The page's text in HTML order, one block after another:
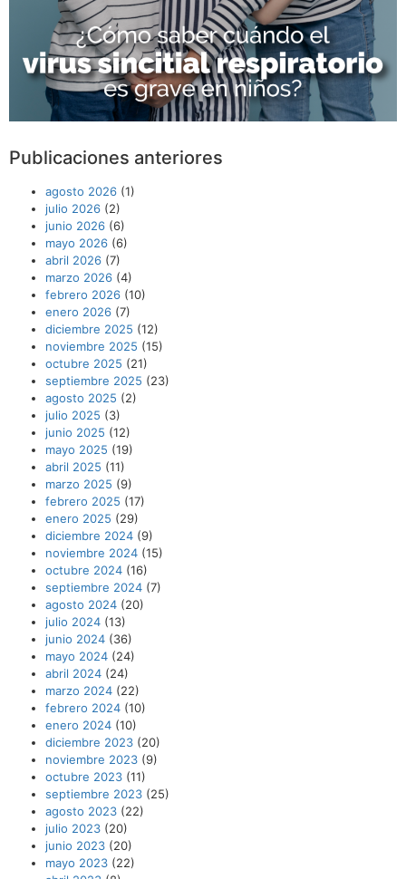
Publicaciones anteriores
agosto 2026 (1)
julio 2026 (2)
junio 2026 (6)
mayo 2026 (6)
abril 2026 (7)
marzo 2026 (4)
febrero 2026 (10)
enero 2026 (7)
diciembre 2025 (12)
noviembre 2025 (15)
octubre 2025 (21)
septiembre 2025 (23)
agosto 2025 (2)
julio 2025 (3)
junio 2025 (12)
mayo 2025 (19)
abril 2025 (11)
marzo 2025 (9)
febrero 2025 (17)
enero 2025 (29)
diciembre 2024 (9)
noviembre 2024 (15)
octubre 2024 (16)
septiembre 2024 (7)
agosto 2024 (20)
julio 2024 (13)
junio 2024 (36)
mayo 2024 (24)
abril 2024 (24)
marzo 2024 (22)
febrero 2024 (10)
enero 2024 (10)
diciembre 2023 (20)
noviembre 2023 (9)
octubre 2023 (11)
septiembre 2023 (25)
agosto 2023 (22)
julio 2023 (20)
junio 2023 (20)
mayo 2023 (22)